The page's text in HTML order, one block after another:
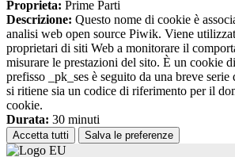
Proprieta: Prime Parti
Descrizione: Questo nome di cookie è
analisi web open source Piwik. Viene
proprietari di siti Web a monitorare il
misurare le prestazioni del sito. È un cookie
prefisso _pk_ses è seguito da una breve
si ritiene sia un codice di riferimento per il
cookie.
Durata: 30 minuti
Accetta tutti Salva le preferenze